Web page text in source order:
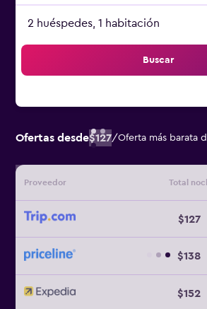
2 huéspedes, 1 habitación
Buscar
Ofertas desde$127/Oferta más barata
Proveedor Total
$127
$138
$152